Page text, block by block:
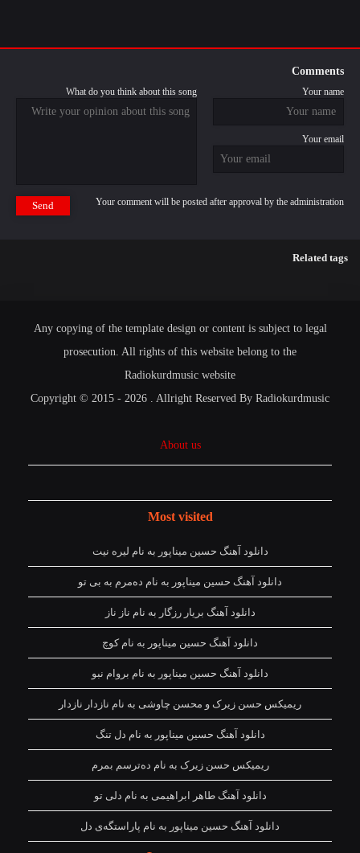
Comments
Your name
Your email
What do you think about this song
Your comment will be posted after approval by the administration
Send
Related tags
Any copying of the template design or content is subject to legal
prosecution. All rights of this website belong to the
Radiokurdmusic website
Copyright © 2015 - 2026 . Allright Reserved By Radiokurdmusic
About us
Most visited
دانلود آهنگ حسین میناپور به نام لیره نیت
دانلود آهنگ حسین میناپور به نام دەمرم بە بی تو
دانلود آهنگ بریار رزگار به نام ناز ناز
دانلود آهنگ حسین میناپور به نام کوچ
دانلود آهنگ حسین میناپور به نام بروام نبو
ریمیکس حسن زیرک و محسن چاوشی به نام نازدار نازدار
دانلود آهنگ حسین میناپور به نام دل تنگ
ریمیکس حسن زیرک به نام دەترسم بمرم
دانلود آهنگ طاهر ابراهیمی به نام دلی تو
دانلود آهنگ حسین میناپور به نام پاراستگەی دل